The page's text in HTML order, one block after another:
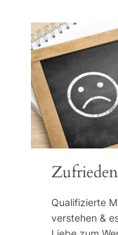
Qualifizierte
verstehen &